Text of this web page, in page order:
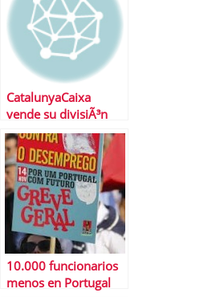
CatalunyaCaixa
vende su divisiÃ³n
inmobiliaria
10.000 funcionarios
menos en Portugal